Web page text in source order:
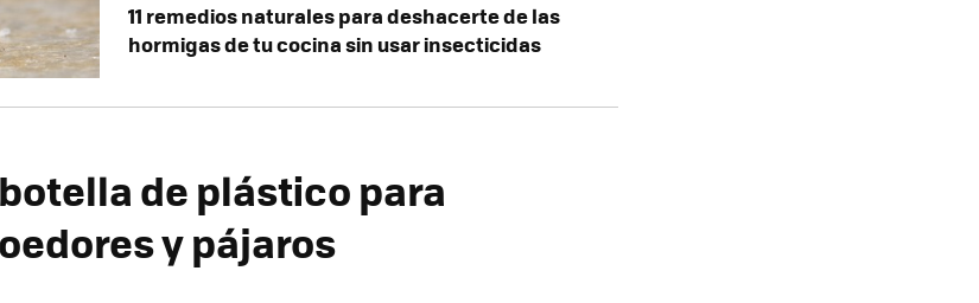
11 remedios naturales para deshacerte de las
hormigas de tu cocina sin usar insecticidas
de plástico para
y pájaros